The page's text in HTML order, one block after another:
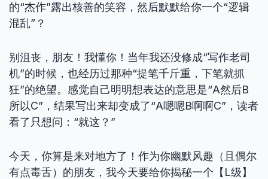
的“杰作”露出核善的笑容，然后默默给你一个“逻辑
混乱”？
别沮丧，朋友！我懂你！当年我还没修成“写作老司
机”的时候，也经历过那种“提笔千斤重，下笔就抓
狂”的绝望。感觉自己明明想表达的意思是“A然后B
所以C”，结果写出来却变成了“A嗯嗯B啊啊C”，读者
看了只想问：“就这？”
今天，你算是来对地方了！作为你幽默风趣（且偶尔
有点毒舌）的朋友，我今天要给你揭秘一个【L级】